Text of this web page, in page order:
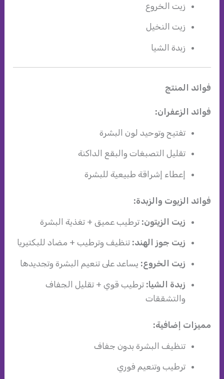
زيت الخروع
زيت النخيل
زبدة الشيا
فوائد المنتج
فوائد الزعفران:
تفتيح وتوحيد لون البشرة
تقليل التصبغات والبقع الداكنة
إعطاء إشراقة طبيعية للبشرة
فوائد الزيوت والزبدة:
زيت الزيتون: ترطيب عميق + تغذية البشرة
زيت جوز الهند: تنظيف وترطيب + مضاد للبكتيريا
زيت الخروع: يساعد على تنعيم البشرة وتجديدها
زبدة الشيا: ترطيب قوي + تقليل الجفاف
والتشققات
مميزات إضافية:
تنظيف البشرة بدون جفاف
ترطيب وتنعيم فوري